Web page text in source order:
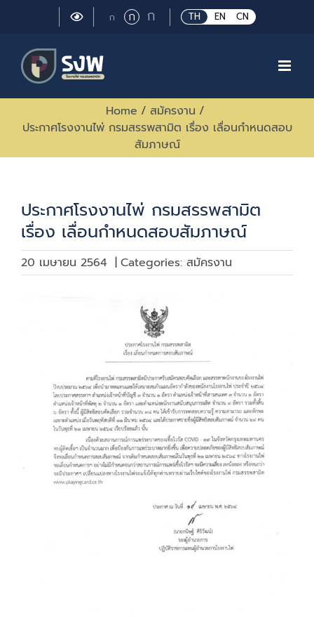
TH EN CN
กSmall
กRegular
font
ก Large
font
Home / สมัครงาน /
ประกาศโรงงานไพ่ กรมสรรพสามิต เรื่อง เลื่อนกำหนดสอบ
สัมภาษณ์
ประกาศโรงงานไพ่ กรมสรรพสามิต
เรื่อง เลื่อนกำหนดสอบสัมภาษณ์
20 เมษายน 2564 | Categories: สมัครงาน